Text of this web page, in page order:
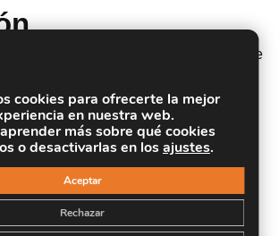
y Avalada por el Instituto Europeo de
«»»»Enseñanza No Oficial y No
de un Título con Carácter
de Profesionalidad.»
cookies para ofrecerte la mejor
en nuestra web.
más sobre qué cookies
o desactivarlas en losajustes.
Aceptar
Rechazar